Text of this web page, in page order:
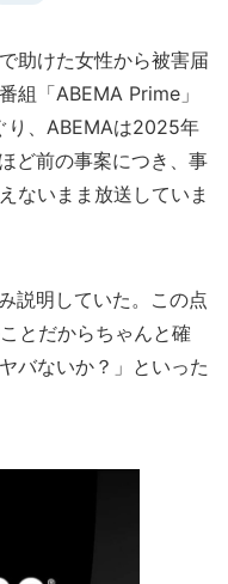
助けた女性から被害届
組「ABEMA Prime」
り、ABEMAは2025年
ど前の事案につき、事
ないまま放送していま
説明していた。この点
とだからちゃんと確
バないか？」といった